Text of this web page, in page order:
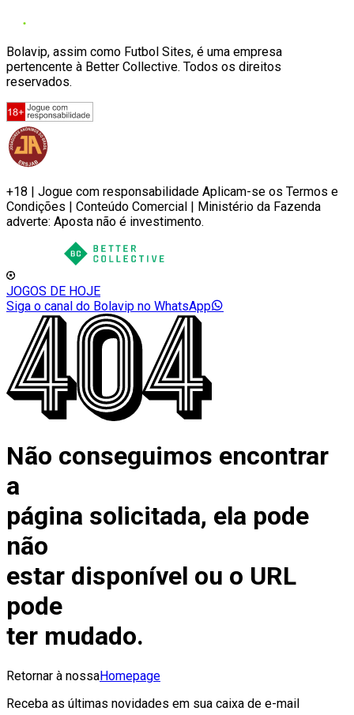
Bolavip, assim como Futbol Sites, é uma empresa
pertencente à Better Collective. Todos os direitos
reservados.
+18 | Jogue com responsabilidade Aplicam-se os Termos e
Condições | Conteúdo Comercial | Ministério da Fazenda
adverte: Aposta não é investimento.
JOGOS DE HOJE
Siga o canal do Bolavip no WhatsApp
Não conseguimos encontrar
a
página solicitada, ela pode
não
estar disponível ou o URL
pode
ter mudado.
Retornar à nossaHomepage
Receba as últimas novidades em sua caixa de e-mail